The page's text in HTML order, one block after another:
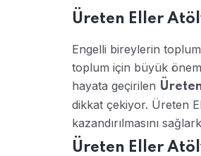
Üreten Eller
Engelli bireylerin
toplum için büyük
hayata geçirilen
dikkat çekiyor. Üreten
kazandırılmasını
Üreten Eller